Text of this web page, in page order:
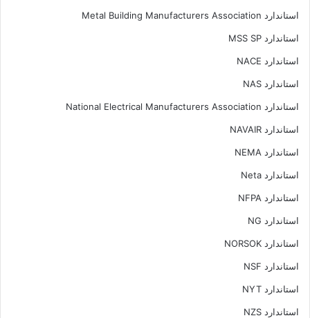
استاندارد Metal Building Manufacturers Association
استاندارد MSS SP
استاندارد NACE
استاندارد NAS
استاندارد National Electrical Manufacturers Association
استاندارد NAVAIR
استاندارد NEMA
استاندارد Neta
استاندارد NFPA
استاندارد NG
استاندارد NORSOK
استاندارد NSF
استاندارد NYT
استاندارد NZS